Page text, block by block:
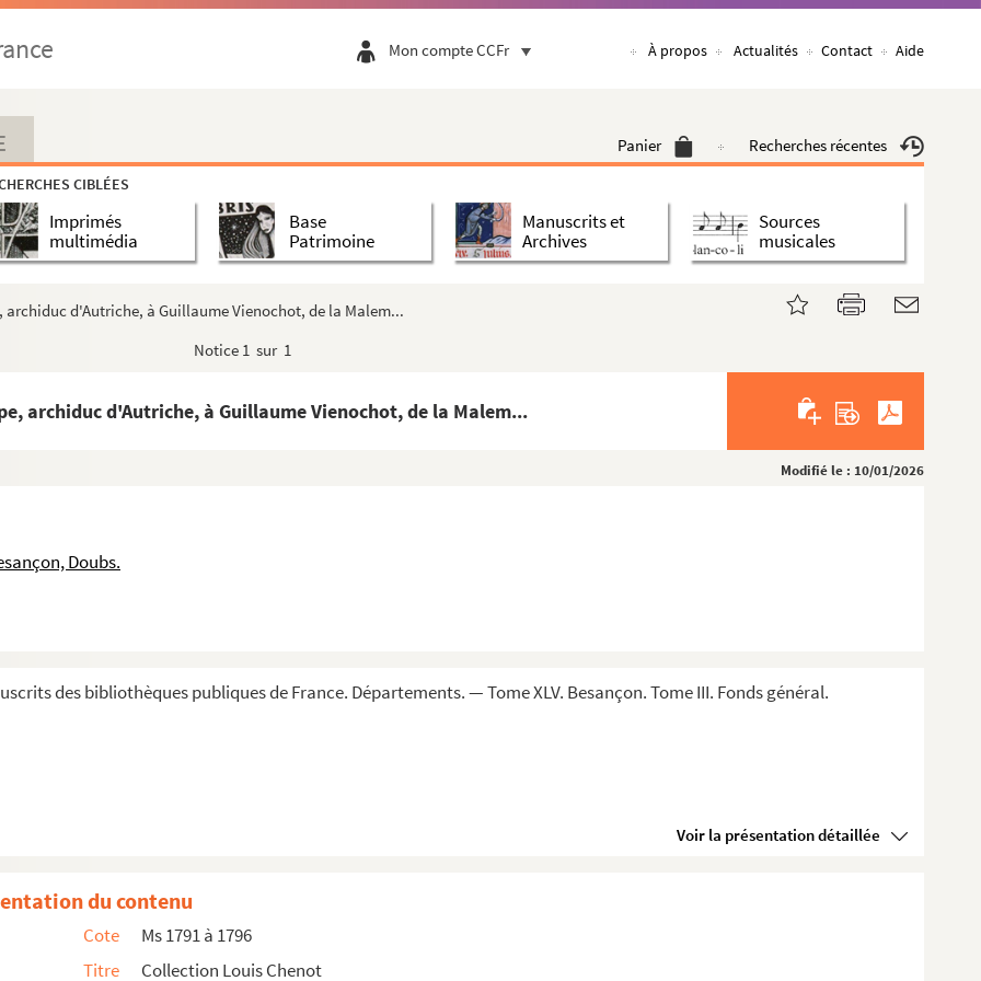
Mon compte CCFr À propos Actualités Contact Aide
Panier Recherches récentes
CIBLÉES
Imprimés
multimédia
Base
Patrimoine
Manuscrits et
Archives
Sources
musicales
archiduc d'Autriche, à Guillaume Vienochot, de la Malem...
Notice 1 sur 1
archiduc d'Autriche, à Guillaume Vienochot, de la Malem...
Modifié le : 10/01/2026
Doubs.
des bibliothèques publiques de France. Départements. — Tome XLV. Besançon. Tome III. Fonds général.
Voir la présentation détaillée
partie supérieure. Rome, 1300
douairière de France, autorisant Agnès, veuve d'Ardic...
la ville de Toulouse, au sujet du bannissement du sire de ...
de Rougemont, contre un mandement de l'Empereur. ...
délivré par l'official de Besançon. 15 juin 1429
le paiement de 4 livres tournois par jour de voyag...
1468
de Toulouse, annulant l'élection canonique de Pie...
Castellani, son nonce près du roi d'Ecosse, Jacques...
de Saint-Ruf, près Valence. Rome, 12 janvier 1491
du contenu
Cote
Ms 1791 à 1796
Titre
Collection Louis Chenot